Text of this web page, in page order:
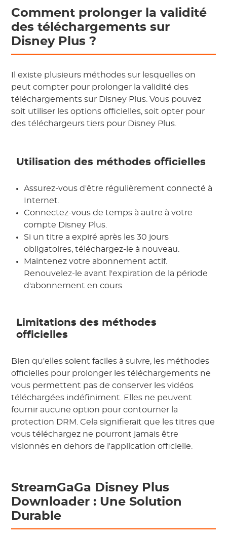
Comment prolonger la validité
des téléchargements sur
Disney Plus ?
Il existe plusieurs méthodes sur lesquelles on
peut compter pour prolonger la validité des
téléchargements sur Disney Plus. Vous pouvez
soit utiliser les options officielles, soit opter pour
des téléchargeurs tiers pour Disney Plus.
Utilisation des méthodes officielles
Assurez-vous d'être régulièrement connecté à
Internet.
Connectez-vous de temps à autre à votre
compte Disney Plus.
Si un titre a expiré après les 30 jours
obligatoires, téléchargez-le à nouveau.
Maintenez votre abonnement actif.
Renouvelez-le avant l'expiration de la période
d'abonnement en cours.
Limitations des méthodes
officielles
Bien qu'elles soient faciles à suivre, les méthodes
officielles pour prolonger les téléchargements ne
vous permettent pas de conserver les vidéos
téléchargées indéfiniment. Elles ne peuvent
fournir aucune option pour contourner la
protection DRM. Cela signifierait que les titres que
vous téléchargez ne pourront jamais être
visionnés en dehors de l'application officielle.
StreamGaGa Disney Plus
Downloader : Une Solution
Durable